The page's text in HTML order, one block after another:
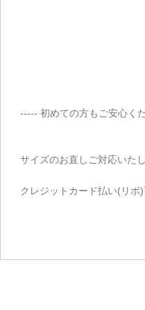
----- 初めての方もご安心く
サイズのお直しご対応いたし
クレジットカード払い(リボ)